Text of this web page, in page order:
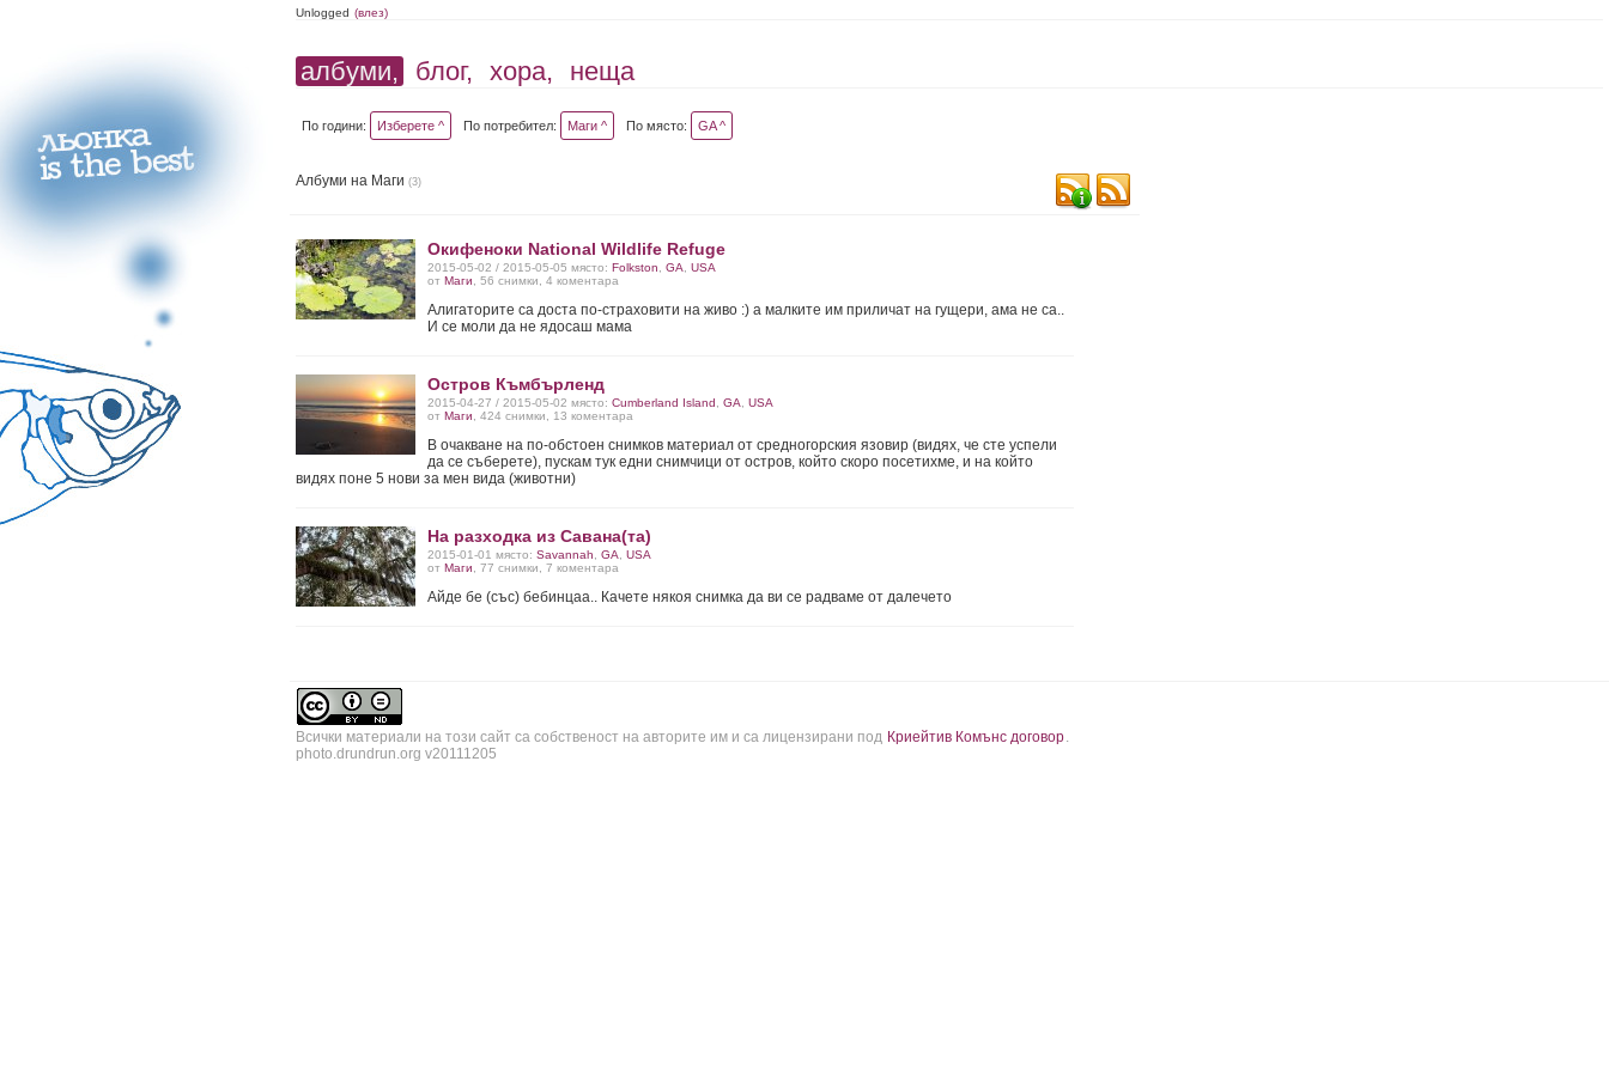
Unlogged (влез)
албуми, блог, хора, неща
По години: Изберете ^ По потребител: Маги ^ По място: GA ^
Албуми на Маги (3)
Окифеноки National Wildlife Refuge
2015-05-02 / 2015-05-05 място: Folkston GA
USA
от Маги , 56 снимки, 4 коментара
Алигаторите са доста по-страховити на живо :) а малките им приличат на гущери, ама не са..
И се моли да не ядосаш мама
Остров Къмбърленд
2015-04-27 / 2015-05-02 място: Cumberland Island GA
USA
от Маги , 424 снимки, 13 коментара
В очакване на по-обстоен снимков материал от средногорския язовир (видях, че сте успели
да се съберете), пускам тук едни снимчици от остров, който скоро посетихме, и на който
видях поне 5 нови за мен вида (животни)
На разходка из Савана(та)
2015-01-01 място: Savаnnah GA
USA
от Маги , 77 снимки, 7 коментара
Айде бе (със) бебинцаа.. Качете някоя снимка да ви се радваме от далечето
Всички материали на този сайт са собственост на авторите им и са лицензирани под Криейтив Комънс договор.
photo.drundrun.org v20111205